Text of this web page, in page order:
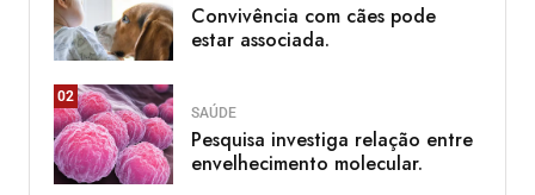
Convivência com cães pode
estar associada.
02
SAÚDE
Pesquisa investiga relação entre
envelhecimento molecular.